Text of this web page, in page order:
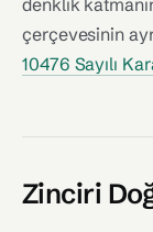
denklik
çerçevesinin
10476 Sayılı
Zinciri